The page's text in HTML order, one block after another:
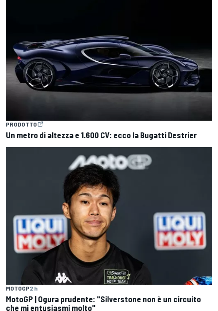
PRODOTTO
Un metro di altezza e 1.600 CV: ecco la Bugatti Destrier
MOTOGP2 h
MotoGP | Ogura prudente: "Silverstone non è un circuito
che mi entusiasmi molto"